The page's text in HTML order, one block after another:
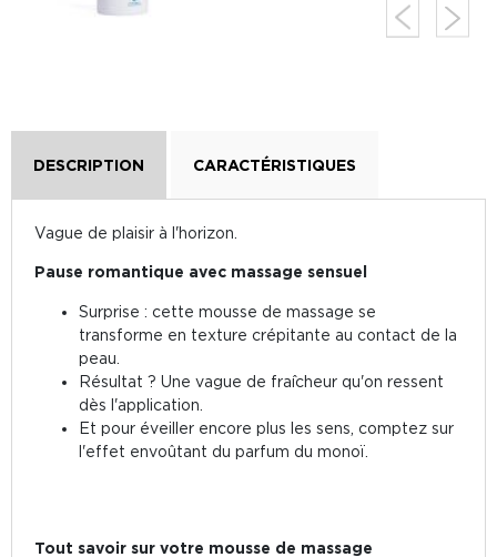
DESCRIPTION CARACTÉRISTIQUES
Vague de plaisir à l'horizon.
Pause romantique avec massage sensuel
Surprise : cette mousse de massage se
transforme en texture crépitante au contact de la
peau.
Résultat ? Une vague de fraîcheur qu'on ressent
dès l'application.
Et pour éveiller encore plus les sens, comptez sur
l'effet envoûtant du parfum du monoï.
Tout savoir sur votre mousse de massage